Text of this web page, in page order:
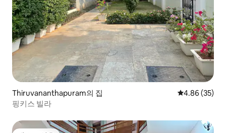
Thiruvananthapuram의 집 평점 4.86점(5
4.86 (35)
핑키스 빌라